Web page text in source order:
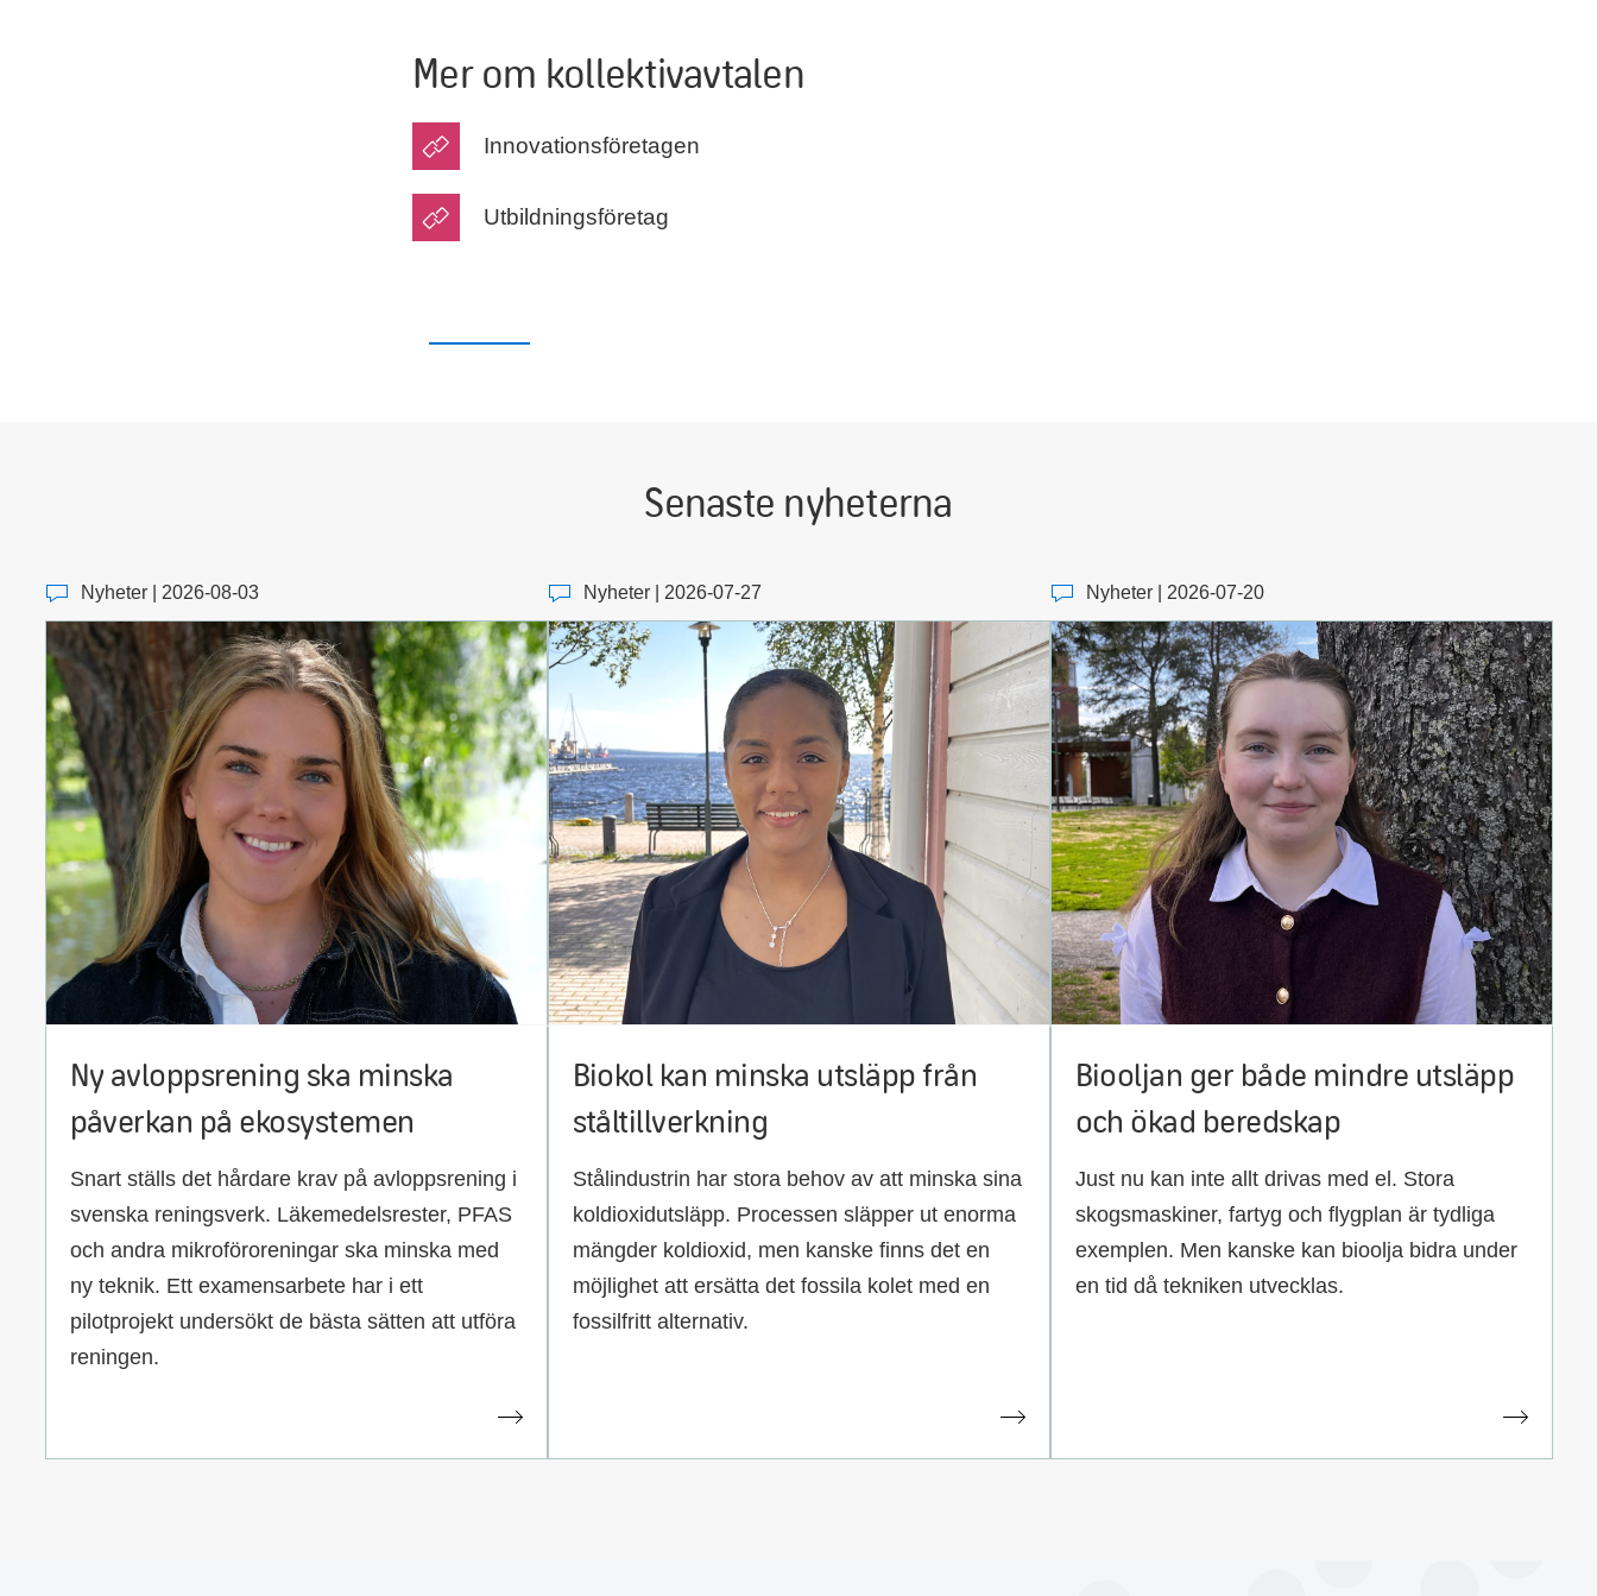
Mer om kollektivavtalen
Innovationsföretagen
Utbildningsföretag
Senaste nyheterna
Nyheter | 2026-08-03
Ny avloppsrening ska minska
påverkan på ekosystemen
Snart ställs det hårdare krav på avloppsrening i
svenska reningsverk. Läkemedelsrester, PFAS
och andra mikroföroreningar ska minska med
ny teknik. Ett examensarbete har i ett
pilotprojekt undersökt de bästa sätten att utföra
reningen.
Nyheter | 2026-07-27
Biokol kan minska utsläpp från
ståltillverkning
Stålindustrin har stora behov av att minska sina
koldioxidutsläpp. Processen släpper ut enorma
mängder koldioxid, men kanske finns det en
möjlighet att ersätta det fossila kolet med en
fossilfritt alternativ.
Nyheter | 2026-07-20
Biooljan ger både mindre utsläpp
och ökad beredskap
Just nu kan inte allt drivas med el. Stora
skogsmaskiner, fartyg och flygplan är tydliga
exemplen. Men kanske kan bioolja bidra under
en tid då tekniken utvecklas.